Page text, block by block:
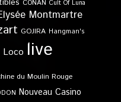
CONAN Cult Of Luna
Montmartre
GOJIRA Hangman's
Loco live
du Moulin Rouge
Nouveau Casino